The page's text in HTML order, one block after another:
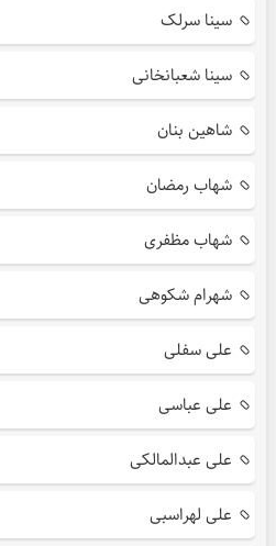
سینا سرلک
سینا شعبانخانی
شاهین بنان
شهاب رمضان
شهاب مظفری
شهرام شکوهی
علی سفلی
علی عباسی
علی عبدالمالکی
علی لهراسبی